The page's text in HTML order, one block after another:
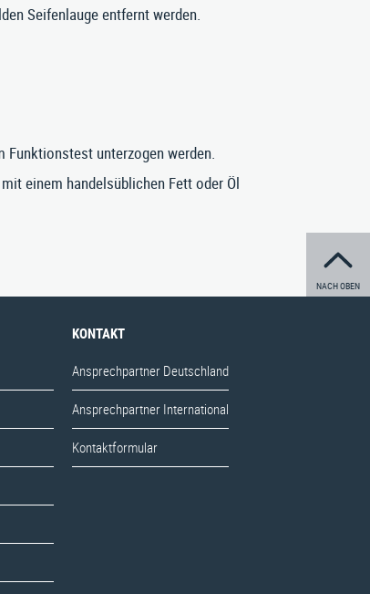
Seifenlauge entfernt werden.
Funktionstest unterzogen werden.
einem handelsüblichen Fett oder Öl
KONTAKT
Ansprechpartner Deutschland
Ansprechpartner International
Kontaktformular
NACH OBEN